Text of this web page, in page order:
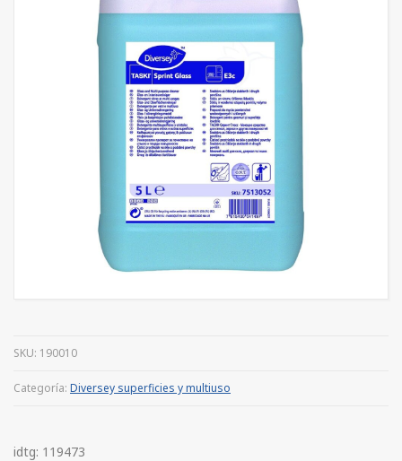
SKU: 190010
Categoría: Diversey superficies y multiuso
idtg: 119473